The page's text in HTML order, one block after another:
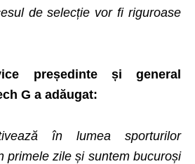
de selecție vor fi riguroase
președinte și general
G a adăugat:
în lumea sporturilor
primele zile și suntem bucuroși